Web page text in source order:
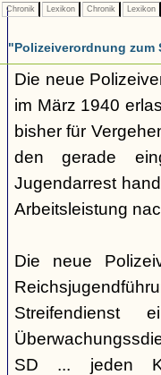
Chronik Lexikon Chronik Lexikon
"Polizeiverordnung
Die neue
im März 1940
bisher für
den gerade
Jugendarrest
Arbeitsleistung
Die neue
SD ... jeden